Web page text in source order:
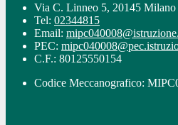
Via C. Linneo 5, 20145
Tel: 02344815
Email:
PEC:
C.F.: 80125550154
Codice Meccanografico: